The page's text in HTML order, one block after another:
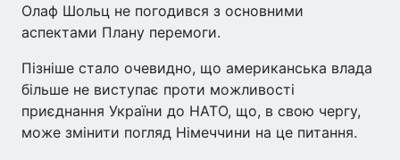
Олаф Шольц не погодився з основними
аспектами Плану перемоги.
Пізніше стало очевидно, що американська влада
більше не виступає проти можливості
приєднання України до НАТО, що, в свою чергу,
може змінити погляд Німеччини на це питання.